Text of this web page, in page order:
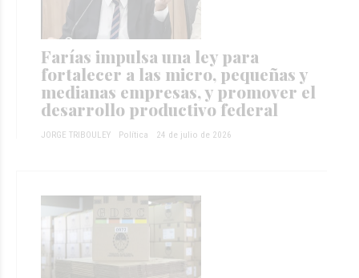
Farías impulsa una ley para
fortalecer a las micro, pequeñas y
medianas empresas, y promover el
desarrollo productivo federal
JORGE TRIBOULEY Política 24 de julio de 2026